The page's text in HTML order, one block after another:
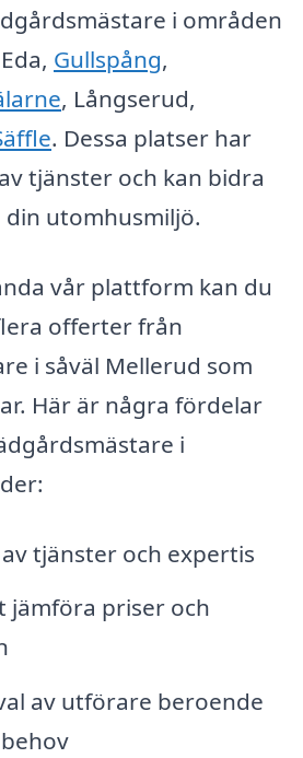
i områden
Gullspång,
, Långserud,
. Dessa platser har
tjänster och kan bidra
utomhusmiljö.
vår plattform kan du
offerter från
i såväl Mellerud som
Här är några fördelar
i
tjänster och expertis
jämföra priser och
av utförare beroende